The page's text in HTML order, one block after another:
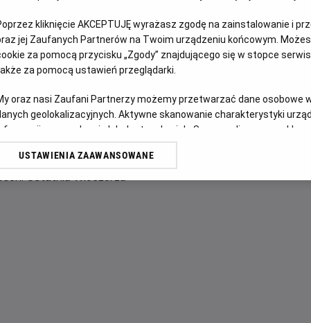
Xanthis,
OPIS FILMU
Jezus wjeżdża do świętego miasta
Ojca, zostało przekształcone w
przyszłemu Mesjaszowi, Jezus
kliknięcie AKCEPTUJĘ wyrażasz zgodę na zainstalowanie i
jej Zaufanych Partnerów na Twoim urządzeniu końcowym.
za pomocą przycisku „Zgody” znajdującego się w stopce
za pomocą ustawień przeglądarki.
oraz nasi Zaufani Partnerzy możemy przetwarzać dane osobowe
geolokalizacyjnych. Aktywne skanowanie charakterystyki
na urządzeniu lub dostęp do nich. Spersonalizowane
i ulepszanie usług.
USTAWIENIA ZAAWANSOWANE